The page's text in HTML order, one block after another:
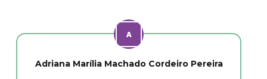
Adriana Marília Machado Cordeiro Pereira